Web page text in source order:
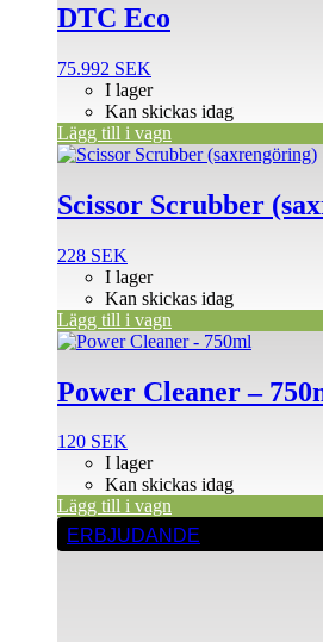
DTC Eco
75.992 SEK
I lager
Kan skickas idag
Lägg till i vagn
Scissor Scrubber
228 SEK
I lager
Kan skickas idag
Lägg till i vagn
Power Cleaner –
120 SEK
I lager
Kan skickas idag
Lägg till i vagn
ERBJUDANDE